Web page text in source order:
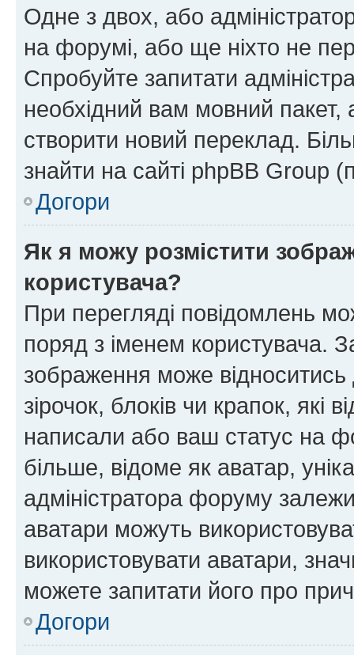
Одне з двох, або
на форумі, або ще ніхто не
Спробуйте запитати
необхідний вам мовний
створити новий переклад.
знайти на сайті phpBB Group
Догори
Як я можу розмістити
користувача?
При перегляді повідомлень
поряд з іменем користувача.
зображення може відноситись
зірочок, блоків чи крапок, які
написали або ваш статус на
більше, відоме як аватар,
адміністратора форуму
аватари можуть
використовувати аватари,
можете запитати його про
Догори